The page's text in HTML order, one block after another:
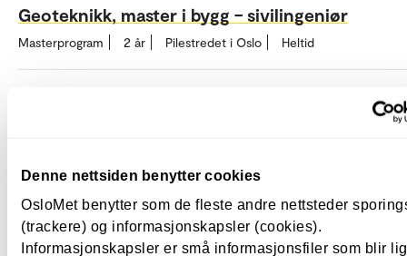
Denne nettsiden benytter cookies
OsloMet benytter som de fleste andre nettsteder
(trackere) og informasjonskapsler (cookies).
Informasjonskapsler er små informasjonsfiler som blir
Geoteknikk, master i bygg – sivilingeniør
Masterprogram 2 år Pilestredet i Oslo Heltid
Integrerte tekniske bygningsinstallasjoner (ITB-
Konstruksjonsteknikk, master i bygg –
Masterprogram 2 år Pilestredet i Oslo Heltid